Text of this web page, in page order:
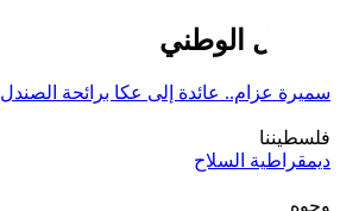
النضال الوطني
سميرة عزام.. عائدة إلى عكا برائحة الصندل
فلسطيننا
ديمقراطية السلاح
وجوه